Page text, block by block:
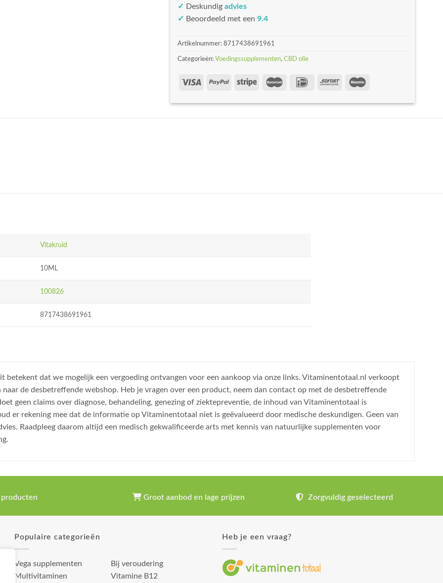
✓ Deskundig advies
✓ Beoordeeld met een 9.4
Artikelnummer: 8717438691961
Categorieën: Voedingssupplementen, CBD olie
Vitakruid
10ML
100826
8717438691961
dat we mogelijk een vergoeding ontvangen voor een aankoop via onze links. Vitaminentotaal.nl verkoopt
de desbetreffende webshop. Heb je vragen over een product, neem dan contact op met de desbetreffende
geen claims over diagnose, behandeling, genezing of ziektepreventie, de inhoud van Vitaminentotaal is
er rekening mee dat de informatie op Vitaminentotaal niet is geëvalueerd door medische deskundigen. Geen van
Raadpleeg daarom altijd een medisch gekwalificeerde arts met kennis van natuurlijke supplementen voor
producten Groot aanbod en lage prijzen Zorgvuldig geselecteerd
Populaire categorieën
Vega supplementen
Multivitaminen
Bij veroudering
Vitamine B12
Heb je een vraag?